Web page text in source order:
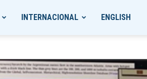
INTERNACIONAL ENGLISH